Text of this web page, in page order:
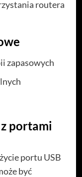
routera
zapasowych
portami
portu USB
być